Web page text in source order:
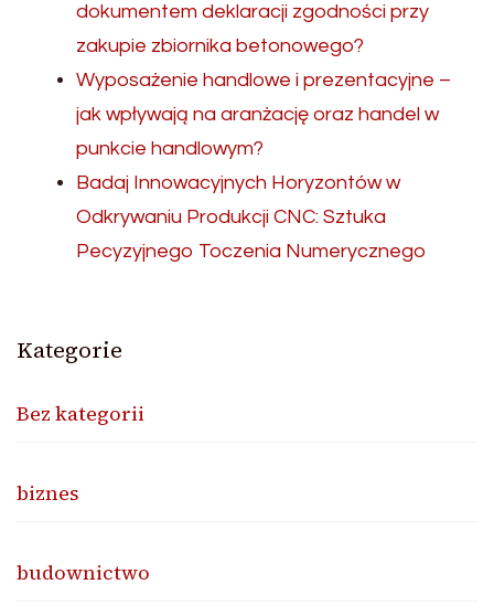
dokumentem deklaracji zgodności przy
zakupie zbiornika betonowego?
Wyposażenie handlowe i prezentacyjne –
jak wpływają na aranżację oraz handel w
punkcie handlowym?
Badaj Innowacyjnych Horyzontów w
Odkrywaniu Produkcji CNC: Sztuka
Pecyzyjnego Toczenia Numerycznego
Kategorie
Bez kategorii
biznes
budownictwo